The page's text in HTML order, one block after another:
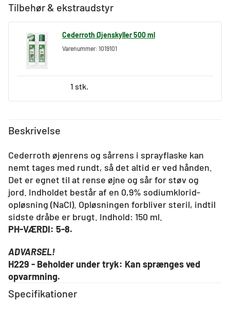
Tilbehør & ekstraudstyr
Cederroth Øjenskyller 500 ml
Varenummer: 1019101
1 stk.
Beskrivelse
Cederroth øjenrens og sårrens i sprayflaske kan
nemt tages med rundt, så det altid er ved hånden.
Det er egnet til at rense øjne og sår for støv og
jord. Indholdet består af en 0,9% sodiumklorid-
opløsning (NaCl). Opløsningen forbliver steril, indtil
sidste dråbe er brugt. Indhold: 150 ml.
PH-VÆRDI: 5-8.
ADVARSEL!
H229 - Beholder under tryk: Kan sprænges ved
opvarmning.
Specifikationer